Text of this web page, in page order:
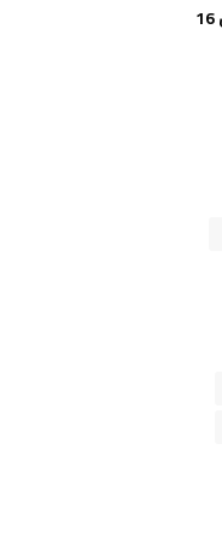
مواصفات وسعر ( ايفون 16